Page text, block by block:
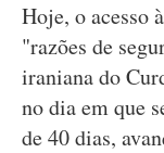
Hoje, o acesso
"razões de
iraniana do
no dia em que
de 40 dias,